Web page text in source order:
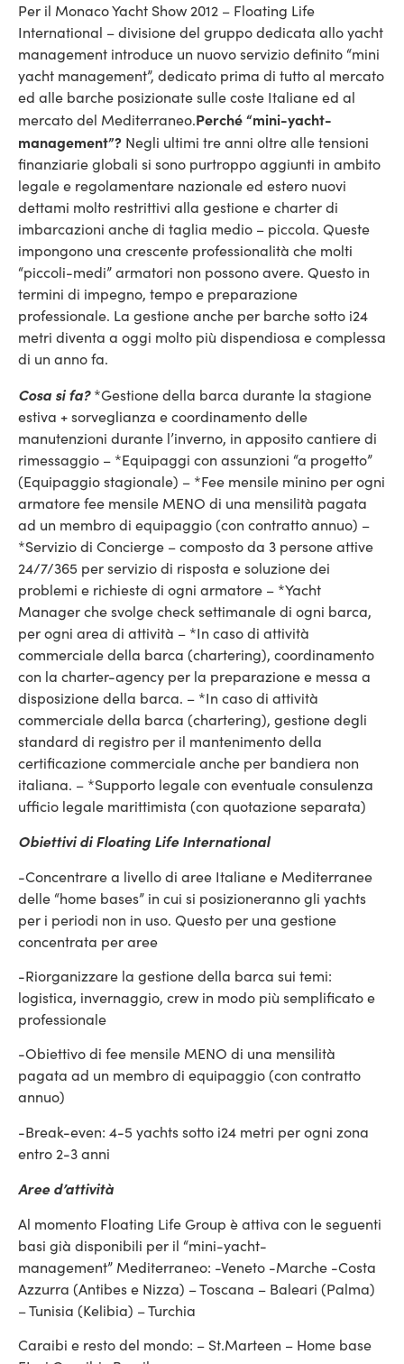
Per il Monaco Yacht Show 2012 – Floating Life
International – divisione del gruppo dedicata allo yacht
management introduce un nuovo servizio definito “mini
yacht management”, dedicato prima di tutto al mercato
ed alle barche posizionate sulle coste Italiane ed al
mercato del Mediterraneo.Perché “mini-yacht-
management”? Negli ultimi tre anni oltre alle tensioni
finanziarie globali si sono purtroppo aggiunti in ambito
legale e regolamentare nazionale ed estero nuovi
dettami molto restrittivi alla gestione e charter di
imbarcazioni anche di taglia medio – piccola. Queste
impongono una crescente professionalità che molti
“piccoli-medi” armatori non possono avere. Questo in
termini di impegno, tempo e preparazione
professionale. La gestione anche per barche sotto i24
metri diventa a oggi molto più dispendiosa e complessa
di un anno fa.
Cosa si fa?*Gestione della barca durante la stagione
estiva + sorveglianza e coordinamento delle
manutenzioni durante l’inverno, in apposito cantiere di
rimessaggio – *Equipaggi con assunzioni “a progetto”
(Equipaggio stagionale) – *Fee mensile minino per ogni
armatore fee mensile MENO di una mensilità pagata
ad un membro di equipaggio (con contratto annuo) –
*Servizio di Concierge – composto da 3 persone attive
24/7/365 per servizio di risposta e soluzione dei
problemi e richieste di ogni armatore – *Yacht
Manager che svolge check settimanale di ogni barca,
per ogni area di attività – *In caso di attività
commerciale della barca (chartering), coordinamento
con la charter-agency per la preparazione e messa a
disposizione della barca. – *In caso di attività
commerciale della barca (chartering), gestione degli
standard di registro per il mantenimento della
certificazione commerciale anche per bandiera non
italiana. – *Supporto legale con eventuale consulenza
ufficio legale marittimista (con quotazione separata)
Obiettivi di Floating Life International
-Concentrare a livello di aree Italiane e Mediterranee
delle “home bases” in cui si posizioneranno gli yachts
per i periodi non in uso. Questo per una gestione
concentrata per aree
-Riorganizzare la gestione della barca sui temi:
logistica, invernaggio, crew in modo più semplificato e
professionale
-Obiettivo di fee mensile MENO di una mensilità
pagata ad un membro di equipaggio (con contratto
annuo)
-Break-even: 4-5 yachts sotto i24 metri per ogni zona
entro 2-3 anni
Aree d’attività
Al momento Floating Life Group è attiva con le seguenti
basi già disponibili per il “mini-yacht-
management” Mediterraneo: -Veneto -Marche -Costa
Azzurra (Antibes e Nizza) – Toscana – Baleari (Palma)
– Tunisia (Kelibia) – Turchia
Caraibi e resto del mondo: – St.Marteen – Home base